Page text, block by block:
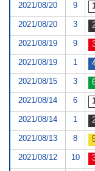
2021/08/20 9
2021/08/20 3
2021/08/19 9
2021/08/19 1
2021/08/15 3
2021/08/14 6
2021/08/14 1
2021/08/13 8
2021/08/12 10